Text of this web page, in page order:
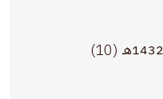
(10)